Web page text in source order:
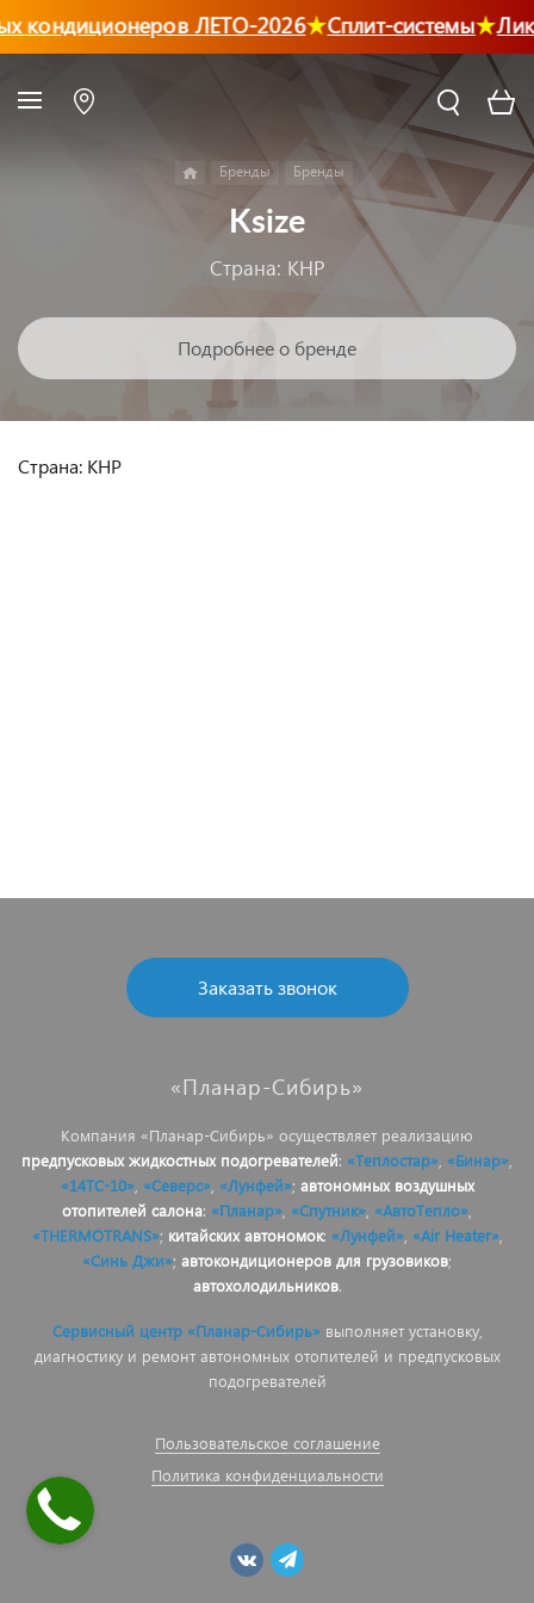
кондиционеров ЛЕТО-2026 Сплит-системы
Бренды Бренды
Ksize
Страна: КНР
Подробнее о бренде
Страна: КНР
Заказать звонок
«Планар-Сибирь»
Компания «Планар-Сибирь» осуществляет реализацию
предпусковых жидкостных подогревателей: «Теплостар» «Бинар»
«14ТС-10», «Северс», «Лунфей»; автономных воздушных
отопителей салона: «Планар» «Спутник» «АвтоТепло»
«THERMOTRANS»; китайских автономок: «Лунфей», «Air Heater»,
«Синь Джи»; автокондиционеров для грузовиков;
автохолодильников.
Сервисный центр «Планар-Сибирь»выполняет установку,
диагностику и ремонт автономных отопителей и предпусковых
подогревателей
Пользовательское соглашение
Политика конфиденциальности